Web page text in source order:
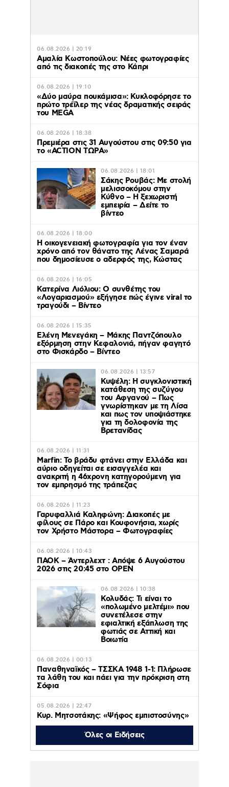
06.08.2026 | 20:19
Αμαλία Κωστοπούλου: Νέες φωτογραφίες
από τις διακοπές της στο Κάπρι
06.08.2026 | 19:10
«Δύο μαύρα πουκάμισα»: Κυκλοφόρησε το
πρώτο τρέϊλερ της νέας δραματικής σειράς
του MEGA
06.08.2026 | 18:38
Πρεμιέρα στις 31 Αυγούστου στις 09:50 για
το «ACTION ΤΩΡΑ»
06.08.2026 | 18:01
Σάκης Ρουβάς: Με στολή
μελισσοκόμου στην
Κύθνο – Η ξεχωριστή
εμπειρία – Δείτε το
βίντεο
06.08.2026 | 18:00
Η οικογενειακή φωτογραφία για τον έναν
χρόνο από τον θάνατο της Λένας Σαμαρά
που δημοσίευσε ο αδερφός της, Κώστας
06.08.2026 | 16:05
Κατερίνα Λιόλιου: Ο συνθέτης του
«Λογαριασμού» εξήγησε πώς έγινε viral το
τραγούδι – Βίντεο
06.08.2026 | 15:35
Ελένη Μενεγάκη – Μάκης Παντζόπουλο
εξόρμηση στην Κεφαλονιά, πήγαν φαγητό
στο Φισκάρδο – Βίντεο
06.08.2026 | 13:57
Κυψέλη: Η συγκλονιστική
κατάθεση της συζύγου
του Αφγανού – Πως
γνωρίστηκαν με τη Λίσα
και πως τον υποψιάστηκε
για τη δολοφονία της
Βρετανίδας
06.08.2026 | 11:31
Marfin: Το βράδυ φτάνει στην Ελλάδα και
αύριο οδηγείται σε εισαγγελέα και
ανακριτή η 46χρονη κατηγορούμενη για
τον εμπρησμό της τράπεζας
06.08.2026 | 11:23
Γαρυφαλλιά Καληφώνη: Διακοπές με
φίλους σε Πάρο και Κουφονήσια, χωρίς
τον Χρήστο Μάστορα – Φωτογραφίες
06.08.2026 | 10:43
ΠΑΟΚ – Άντερλεχτ : Απόψε 6 Αυγούστου
2026 στις 20:45 στο ΟΡΕΝ
06.08.2026 | 10:38
Κολυδάς: Τι είναι το
«πολωμένο μελτέμι» που
συνετέλεσε στην
εφιαλτική εξάπλωση της
φωτιάς σε Αττική και
Βοιωτία
06.08.2026 | 00:13
Παναθηναϊκός – ΤΣΣΚΑ 1948 1-1: Πλήρωσε
τα λάθη του και πάει για την πρόκριση στη
Σόφια
05.08.2026 | 22:47
Κυρ. Μητσοτάκης: «Ψήφος εμπιστοσύνης»
η είσοδος της Meridiam στο καλώδιο
Ελλάδας – Κύπρου
05.08.2026 | 21:51
Όλες οι Ειδήσεις